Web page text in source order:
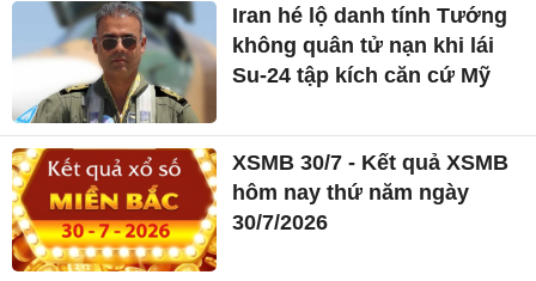
Iran hé lộ danh tính Tướng
không quân tử nạn khi lái
Su-24 tập kích căn cứ Mỹ
XSMB 30/7 - Kết quả XSMB
hôm nay thứ năm ngày
30/7/2026